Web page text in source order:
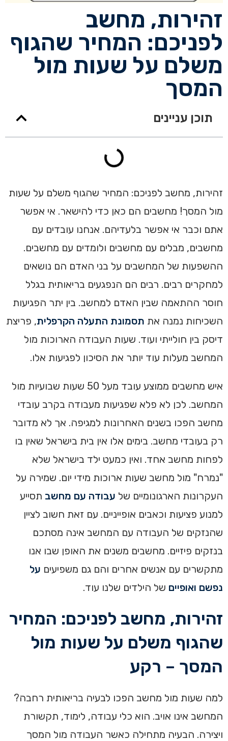
זהירות, מחשב
לפניכם: המחיר שהגוף
משלם על שעות מול
המסך
תוכן עניינים
זהירות, מחשב לפניכם: המחיר שהגוף משלם על שעות
מול המסך! מחשבים הם כאן כדי להישאר. אי אפשר
אתם וכבר אי אפשר בלעדיהם. אנחנו עובדים עם
מחשבים, מבלים עם מחשבים ולומדים עם מחשבים.
ההשפעות של המחשבים על בני האדם הם נושאים
למחקרים רבים. רבים הם הנפגעים בריאותית בגלל
חוסר ההתאמה שבין האדם למחשב. בין יתר הפגיעות
השכיחות נמנה את תסמונת התעלה הקרפלית, פריצת
דיסק בין חולייתי ועוד. שעות העבודה הארוכות מול
המחשב מעלות עוד יותר את הסיכון לפגיעות אלו.
איש מחשבים ממוצע עובד מעל 50 שעות שבועיות מול
המחשב. לכן לא פלא שפגיעות מעבודה בקרב עובדי
מחשב הפכו בשנים האחרונות למגיפה. אך לא מדובר
רק בעובדי מחשב. בימים אלו אין בית בישראל שאין בו
לפחות מחשב אחד. ואין כמעט ילד בישראל שלא
"נמרח" מול מחשב שעות ארוכות מידי יום. שמירה על
העקרונות הארגונומיים של עבודה עם מחשב תסייע
למנוע פציעות וכאבים אופייניים. עם זאת חשוב לציין
שהנזקים של העבודה עם המחשב אינה מסתכם
בנזקים פיזיים. מחשבים משנים את האופן שבו אנו
מתקשרים עם אנשים אחרים והם גם משפיעים על
נפשם ואופיים של הילדים שלנו עוד.
זהירות, מחשב לפניכם: המחיר
שהגוף משלם על שעות מול
המסך – רקע
למה שעות מול מחשב הפכו לבעיה בריאותית רחבה?
המחשב אינו אויב. הוא כלי עבודה, לימוד, תקשורת
ויצירה. הבעיה מתחילה כאשר העבודה מול המסך